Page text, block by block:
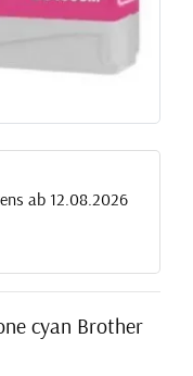
ab 12.08.2026
cyan Brother